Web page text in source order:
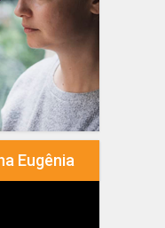
Eugênia